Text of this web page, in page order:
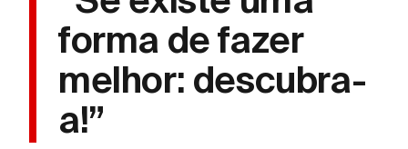
forma de fazer
melhor: descubra-
a!”